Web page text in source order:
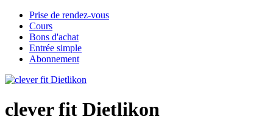
Prise de rendez-vous
Cours
Bons d'achat
Entrée simple
Abonnement
clever fit Dietlikon